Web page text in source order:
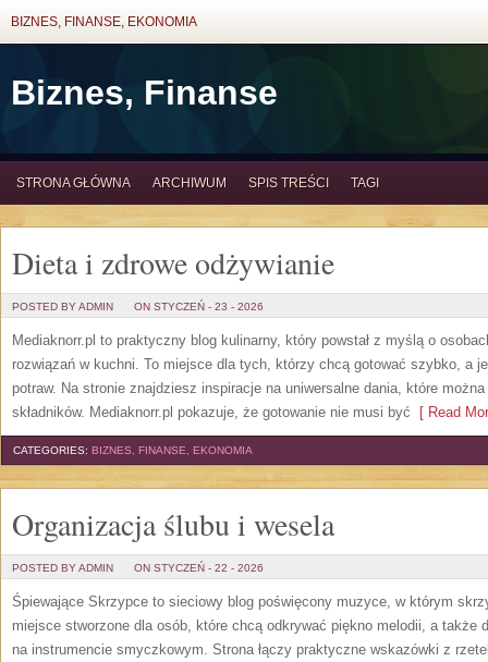
BIZNES, FINANSE, EKONOMIA
Biznes, Finanse
STRONA GŁÓWNA ARCHIWUM SPIS TREŚCI TAGI
Dieta i zdrowe odżywianie
POSTED BY ADMIN ON STYCZEŃ - 23 - 2026
Mediaknorr.pl to praktyczny blog kulinarny, który powstał z myślą o
rozwiązań w kuchni. To miejsce dla tych, którzy chcą gotować szybko, a
potraw. Na stronie znajdziesz inspiracje na uniwersalne dania, które
składników. Mediaknorr.pl pokazuje, że gotowanie nie musi być [ Read
CATEGORIES: BIZNES, FINANSE, EKONOMIA
Organizacja ślubu i wesela
POSTED BY ADMIN ON STYCZEŃ - 22 - 2026
Śpiewające Skrzypce to sieciowy blog poświęcony muzyce, w którym
miejsce stworzone dla osób, które chcą odkrywać piękno melodii, a także
na instrumencie smyczkowym. Strona łączy praktyczne wskazówki z